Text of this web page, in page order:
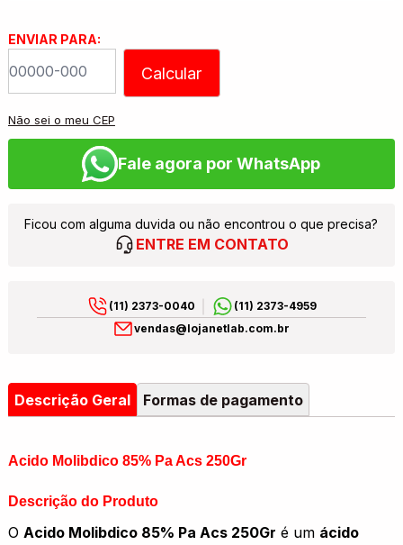
ENVIAR PARA:
Calcular
Não sei o meu CEP
Fale agora por WhatsApp
Ficou com alguma duvida ou não encontrou o que precisa?
ENTRE EM CONTATO
(11) 2373-0040
(11) 2373-4959
vendas@lojanetlab.com.br
Descrição Geral Formas de pagamento
Acido Molibdico 85% Pa Acs 250Gr
Descrição do Produto
O Acido Molibdico 85% Pa Acs 250Gr é um ácido